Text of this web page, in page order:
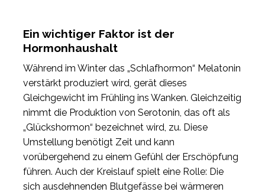
Ein wichtiger Faktor ist der
Hormonhaushalt
Während im Winter das „Schlafhormon“ Melatonin
verstärkt produziert wird, gerät dieses
Gleichgewicht im Frühling ins Wanken. Gleichzeitig
nimmt die Produktion von Serotonin, das oft als
„Glückshormon“ bezeichnet wird, zu. Diese
Umstellung benötigt Zeit und kann
vorübergehend zu einem Gefühl der Erschöpfung
führen. Auch der Kreislauf spielt eine Rolle: Die
sich ausdehnenden Blutgefässe bei wärmeren